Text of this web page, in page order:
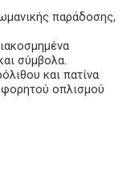
παράδοσης,
σύμβολα.
και πατίνα
οπλισμού